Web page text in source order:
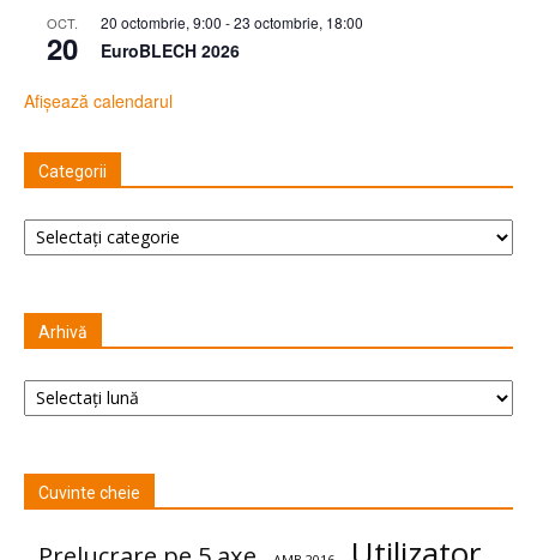
OCT.
20
20 octombrie, 9:00 -23 octombrie, 18:00
EuroBLECH 2026
Afișează calendarul
Categorii
Categorii
Arhivă
Arhivă
Cuvinte cheie